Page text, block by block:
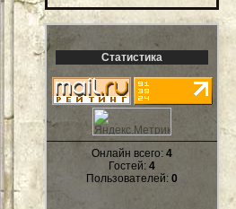
Статистика
Онлайн всего: 4
Гостей: 4
Пользователей: 0